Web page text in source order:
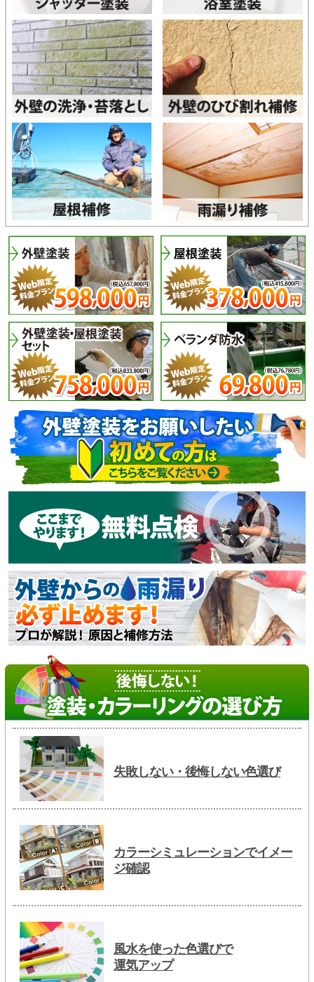
失敗しない・後悔しない色選び
カラーシミュレーションでイメー
ジ確認
風水を使った色選びで
運気アップ